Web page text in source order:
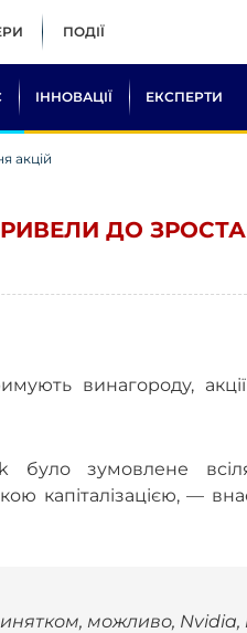
ПОДІЇ
ІННОВАЦІЇ ЕКСПЕРТИ
акцій
ДО
винагороду,
було зумовлене
капіталізацією, —
можливо, Nvidia,